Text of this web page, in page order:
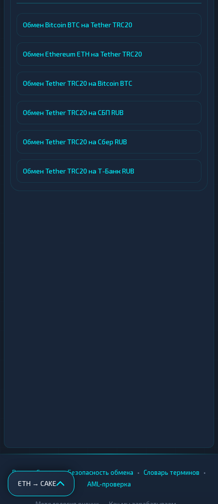
Обмен Bitcoin BTC на Tether TRC20
Обмен Ethereum ETH на Tether TRC20
Обмен Tether TRC20 на Bitcoin BTC
Обмен Tether TRC20 на СБП RUB
Обмен Tether TRC20 на Сбер RUB
Обмен Tether TRC20 на Т-Банк RUB
ETH → CAKE
Вики • Города • Безопасность обмена • Словарь терминов •
AML-проверка